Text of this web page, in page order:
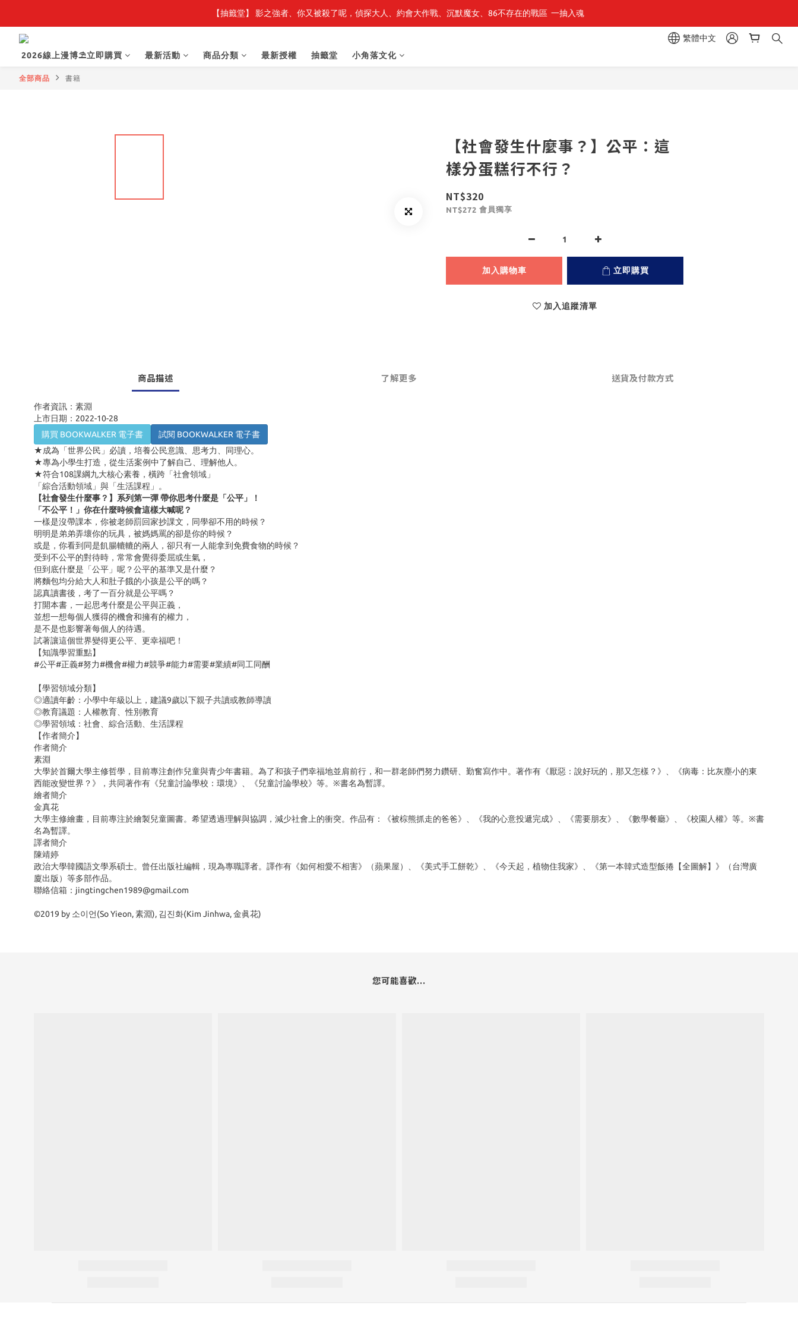
最新開賣🔥「全知讀者視角」 周邊商品
【抽籤堂】 影之強者、你又被殺了呢，偵探大人、約會大作戰、沉默魔女、86不存在的戰區  一抽入魂
繁體中文
2026線上漫博⛱️立即購買
最新活動 商品分類 最新授權 抽籤堂 小角落文化
全部商品 書籍
【社會發生什麼事？】公平：這
樣分蛋糕行不行？
NT$320
NT$272 會員獨享
加入購物車 立即購買
加入追蹤清單
商品描述 了解更多 送貨及付款方式
作者資訊：素淵
上市日期：2022-10-28
購買 BOOKWALKER 電子書
試閱 BOOKWALKER 電子書
★成為「世界公民」必讀，培養公民意識、思考力、同理心。
★專為小學生打造，從生活案例中了解自己、理解他人。
★符合108課綱九大核心素養，橫跨「社會領域」
「綜合活動領域」與「生活課程」。
【社會發生什麼事？】系列第一彈 帶你思考什麼是「公平」！
「不公平！」你在什麼時候會這樣大喊呢？
一樣是沒帶課本，你被老師罰回家抄課文，同學卻不用的時候？
明明是弟弟弄壞你的玩具，被媽媽罵的卻是你的時候？
或是，你看到同是飢腸轆轆的兩人，卻只有一人能拿到免費食物的時候？
受到不公平的對待時，常常會覺得委屈或生氣，
但到底什麼是「公平」呢？公平的基準又是什麼？
將麵包均分給大人和肚子餓的小孩是公平的嗎？
認真讀書後，考了一百分就是公平嗎？
打開本書，一起思考什麼是公平與正義，
並想一想每個人獲得的機會和擁有的權力，
是不是也影響著每個人的待遇。
試著讓這個世界變得更公平、更幸福吧！
【知識學習重點】
#公平#正義#努力#機會#權力#競爭#能力#需要#業績#同工同酬
【學習領域分類】
◎適讀年齡：小學中年級以上，建議9歲以下親子共讀或教師導讀
◎教育議題：人權教育、性別教育
◎學習領域：社會、綜合活動、生活課程
【作者簡介】
作者簡介
素淵
大學於首爾大學主修哲學，目前專注創作兒童與青少年書籍。為了和孩子們幸福地並肩前行，和一群老師們努力鑽研、勤奮寫作中。著作有《厭惡：說好玩的，那又怎樣？》、《病毒：比灰塵小的東
西能改變世界？》，共同著作有《兒童討論學校：環境》、《兒童討論學校》等。※書名為暫譯。
繪者簡介
金真花
大學主修繪畫，目前專注於繪製兒童圖書。希望透過理解與協調，減少社會上的衝突。作品有：《被棕熊抓走的爸爸》、《我的心意投遞完成》、《需要朋友》、《數學餐廳》、《校園人權》等。※書
名為暫譯。
譯者簡介
陳靖婷
政治大學韓國語文學系碩士。曾任出版社編輯，現為專職譯者。譯作有《如何相愛不相害》（蘋果屋）、《美式手工餅乾》、《今天起，植物住我家》、《第一本韓式造型飯捲【全圖解】》（台灣廣
廈出版）等多部作品。
聯絡信箱：jingtingchen1989@gmail.com
©2019 by 소이언(So Yieon, 素淵), 김진화(Kim Jinhwa, 金眞花)
您可能喜歡...